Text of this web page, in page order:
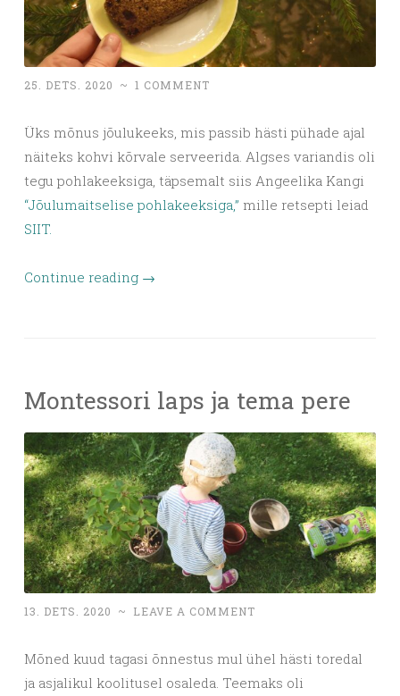
25. DETS. 2020 ~ 1 COMMENT
Üks mõnus jõulukeeks, mis passib hästi pühade ajal
näiteks kohvi kõrvale serveerida. Algses variandis oli
tegu pohlakeeksiga, täpsemalt siis Angeelika Kangi
“Jõulumaitselise pohlakeeksiga,” mille retsepti leiad
SIIT.
Continue reading →
Montessori laps ja tema pere
13. DETS. 2020 ~ LEAVE A COMMENT
Mõned kuud tagasi õnnestus mul ühel hästi toredal
ja asjalikul koolitusel osaleda. Teemaks oli